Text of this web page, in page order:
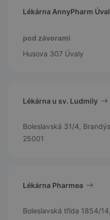
Lékárna AnnyPharm
pod závorami
Husova 307 Úvaly
Lékárna u sv. Ludmily
Boleslavská 31/4,
25001
Lékárna Pharmea
Boleslavská třída 1854/